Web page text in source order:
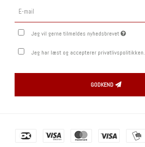
Jeg vil gerne tilmeldes nyhedsbrevet
Jeg har læst og accepterer privatlivspolitikken.
GODKEND